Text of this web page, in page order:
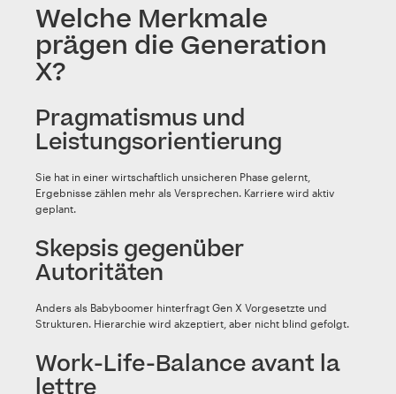
Welche Merkmale
prägen die Generation
X?
Pragmatismus und
Leistungsorientierung
Sie hat in einer wirtschaftlich unsicheren Phase gelernt,
Ergebnisse zählen mehr als Versprechen. Karriere wird aktiv
geplant.
Skepsis gegenüber
Autoritäten
Anders als Babyboomer hinterfragt Gen X Vorgesetzte und
Strukturen. Hierarchie wird akzeptiert, aber nicht blind gefolgt.
Work-Life-Balance avant la